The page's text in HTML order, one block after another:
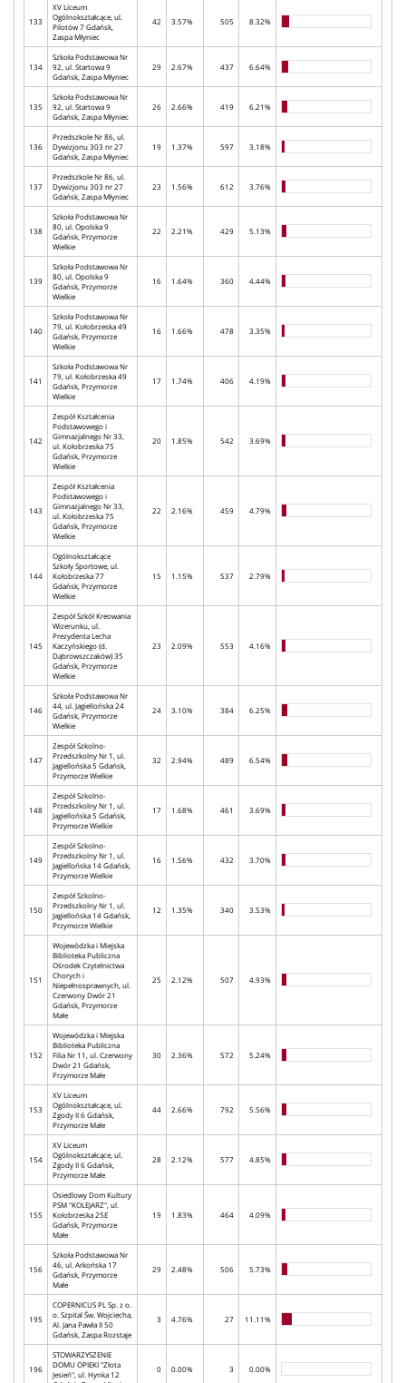
133
XV Liceum
Ogólnokształcące, ul.
Pilotów 7 Gdańsk,
Zaspa Młyniec
42 3.57% 505 8.32%
134
Szkoła Podstawowa Nr
92, ul. Startowa 9
Gdańsk, Zaspa Młyniec
29 2.67% 437 6.64%
135
Szkoła Podstawowa Nr
92, ul. Startowa 9
Gdańsk, Zaspa Młyniec
26 2.66% 419 6.21%
136
Przedszkole Nr 86, ul.
Dywizjonu 303 nr 27
Gdańsk, Zaspa Młyniec
19 1.37% 597 3.18%
137
Przedszkole Nr 86, ul.
Dywizjonu 303 nr 27
Gdańsk, Zaspa Młyniec
23 1.56% 612 3.76%
138
Szkoła Podstawowa Nr
80, ul. Opolska 9
Gdańsk, Przymorze
Wielkie
22 2.21% 429 5.13%
139
Szkoła Podstawowa Nr
80, ul. Opolska 9
Gdańsk, Przymorze
Wielkie
16 1.64% 360 4.44%
140
Szkoła Podstawowa Nr
79, ul. Kołobrzeska 49
Gdańsk, Przymorze
Wielkie
16 1.66% 478 3.35%
141
Szkoła Podstawowa Nr
79, ul. Kołobrzeska 49
Gdańsk, Przymorze
Wielkie
17 1.74% 406 4.19%
142
Zespół Kształcenia
Podstawowego i
Gimnazjalnego Nr 33,
ul. Kołobrzeska 75
Gdańsk, Przymorze
Wielkie
20 1.85% 542 3.69%
143
Zespół Kształcenia
Podstawowego i
Gimnazjalnego Nr 33,
ul. Kołobrzeska 75
Gdańsk, Przymorze
Wielkie
22 2.16% 459 4.79%
144
Ogólnokształcące
Szkoły Sportowe, ul.
Kołobrzeska 77
Gdańsk, Przymorze
Wielkie
15 1.15% 537 2.79%
145
Zespół Szkół Kreowania
Wizerunku, ul.
Prezydenta Lecha
Kaczyńskiego (d.
Dąbrowszczaków) 35
Gdańsk, Przymorze
Wielkie
23 2.09% 553 4.16%
146
Szkoła Podstawowa Nr
44, ul. Jagiellońska 24
Gdańsk, Przymorze
Wielkie
24 3.10% 384 6.25%
147
Zespół Szkolno-
Przedszkolny Nr 1, ul.
Jagiellońska 5 Gdańsk,
Przymorze Wielkie
32 2.94% 489 6.54%
148
Zespół Szkolno-
Przedszkolny Nr 1, ul.
Jagiellońska 5 Gdańsk,
Przymorze Wielkie
17 1.68% 461 3.69%
149
Zespół Szkolno-
Przedszkolny Nr 1, ul.
Jagiellońska 14 Gdańsk,
Przymorze Wielkie
16 1.56% 432 3.70%
150
Zespół Szkolno-
Przedszkolny Nr 1, ul.
Jagiellońska 14 Gdańsk,
Przymorze Wielkie
12 1.35% 340 3.53%
151
Wojewódzka i Miejska
Biblioteka Publiczna
Ośrodek Czytelnictwa
Chorych i
Niepełnosprawnych, ul.
Czerwony Dwór 21
Gdańsk, Przymorze
Małe
25 2.12% 507 4.93%
152
Wojewódzka i Miejska
Biblioteka Publiczna
Filia Nr 11, ul. Czerwony
Dwór 21 Gdańsk,
Przymorze Małe
30 2.36% 572 5.24%
153
XV Liceum
Ogólnokształcące, ul.
Zgody II 6 Gdańsk,
Przymorze Małe
44 2.66% 792 5.56%
154
XV Liceum
Ogólnokształcące, ul.
Zgody II 6 Gdańsk,
Przymorze Małe
28 2.12% 577 4.85%
155
Osiedlowy Dom Kultury
PSM "KOLEJARZ", ul.
Kołobrzeska 25E
Gdańsk, Przymorze
Małe
19 1.83% 464 4.09%
156
Szkoła Podstawowa Nr
46, ul. Arkońska 17
Gdańsk, Przymorze
Małe
29 2.48% 506 5.73%
195
COPERNICUS PL Sp. z o.
o. Szpital Św. Wojciecha,
Al. Jana Pawła II 50
Gdańsk, Zaspa Rozstaje
3 4.76% 27 11.11%
196
STOWARZYSZENIE
DOMU OPIEKI "Złota
Jesień", ul. Hynka 12
0 0.00% 3 0.00%